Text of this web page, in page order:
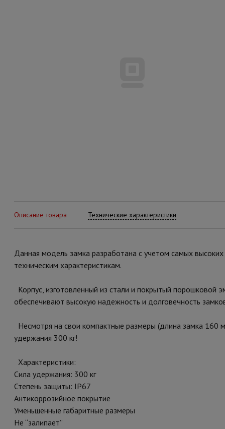
Описание товара Технические характеристики
Данная модель замка разработана с учетом самых высоких
техническим характеристикам.
Корпус, изготовленный из стали и покрытый порошковой
обеспечивают высокую надежность и долговечность
Несмотря на свои компактные размеры (длина замка
удержания 300 кг!
Характеристики:
Сила удержания: 300 кг
Степень защиты: IP67
Антикоррозийное покрытие
Уменьшенные габаритные размеры
Не “залипает”